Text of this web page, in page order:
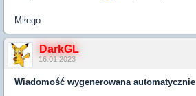
Miłego
DarkGL
16.01.2023
Wiadomość wygenerowana automatycznie